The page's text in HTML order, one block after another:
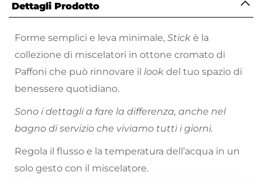
Dettagli Prodotto
Forme semplici e leva minimale, Stick è la
collezione di miscelatori in ottone cromato di
Paffoni che può rinnovare il look del tuo spazio di
benessere quotidiano.
Sono i dettagli a fare la differenza, anche nel
bagno di servizio che viviamo tutti i giorni.
Regola il flusso e la temperatura dell’acqua in un
solo gesto con il miscelatore.